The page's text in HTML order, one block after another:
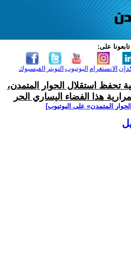
تابعونا على:
الفيسبوك التويتر اليوتيوب الانستغرام
تحفظ استقلال الحوار المتمدن،
هذا الفضاء اليساري الحر
المتمدن» على اليوتيوب]